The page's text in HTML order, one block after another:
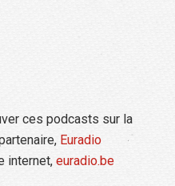
ces podcasts sur la
Euradio
internet, euradio.be